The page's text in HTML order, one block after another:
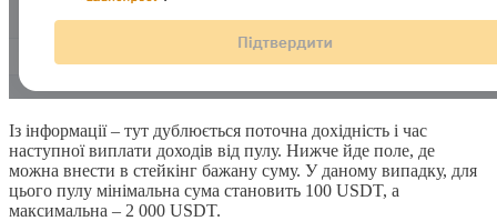
Із інформації – тут дублюється поточна дохідність і час
наступної виплати доходів від пулу. Нижче йде поле, де
можна внести в стейкінг бажану суму. У даному випадку, для
цього пулу мінімальна сума становить 100 USDT, а
максимальна – 2 000 USDT.